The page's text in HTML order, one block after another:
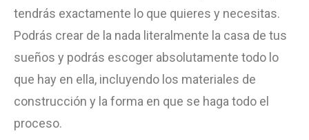
tendrás exactamente lo que quieres y necesitas.
Podrás crear de la nada literalmente la casa de tus
sueños y podrás escoger absolutamente todo lo
que hay en ella, incluyendo los materiales de
construcción y la forma en que se haga todo el
proceso.